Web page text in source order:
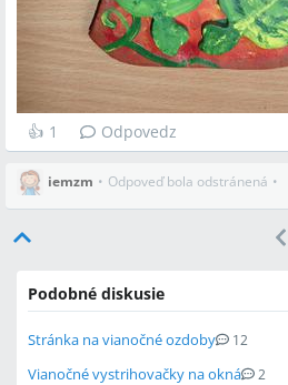
👍 1 Odpovedz
iemzm • Odpoveď bola odstránená •
Podobné diskusie
Stránka na vianočné ozdoby 12
Vianočné vystrihovačky na okná 2